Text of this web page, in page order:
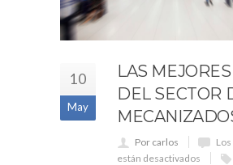
10
May
LAS
DEL SECTOR
Por carlos
están desactivados